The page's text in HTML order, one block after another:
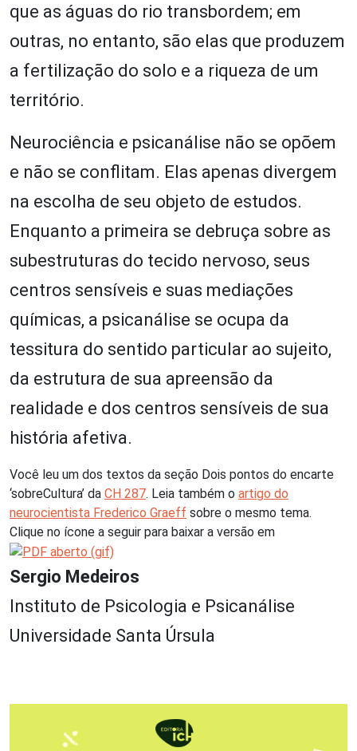
que as águas do rio transbordem; em
outras, no entanto, são elas que produzem
a fertilização do solo e a riqueza de um
território.
Neurociência e psicanálise não se opõem
e não se conflitam. Elas apenas divergem
na escolha de seu objeto de estudos.
Enquanto a primeira se debruça sobre as
subestruturas do tecido nervoso, seus
centros sensíveis e suas mediações
químicas, a psicanálise se ocupa da
tessitura do sentido particular ao sujeito,
da estrutura de sua apreensão da
realidade e dos centros sensíveis de sua
história afetiva.
Você leu um dos textos da seção Dois pontos do encarte
‘sobreCultura’ da CH 287. Leia também o artigo do
neurocientista Frederico Graeff sobre o mesmo tema.
Clique no ícone a seguir para baixar a versão em
Sergio Medeiros
Instituto de Psicologia e Psicanálise
Universidade Santa Úrsula